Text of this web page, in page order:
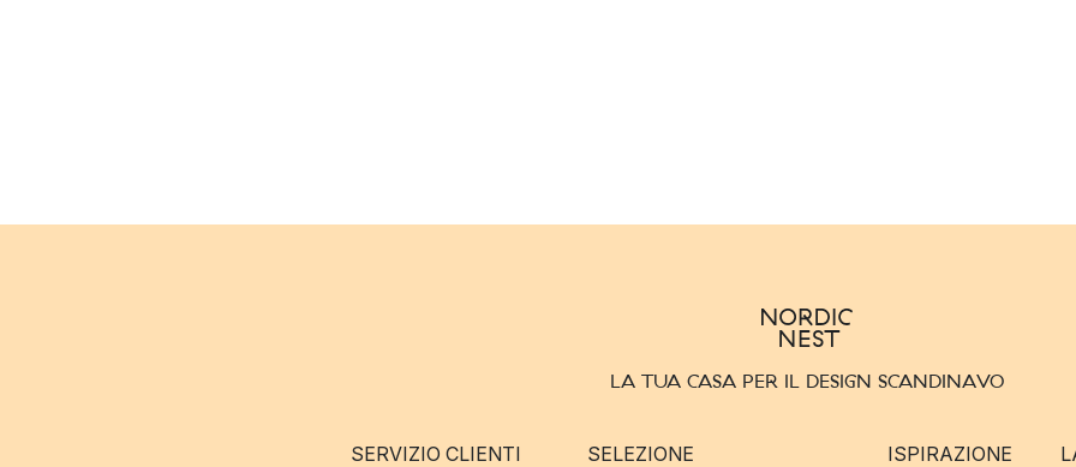
LA TUA CASA PER IL DESIGN SCANDINAVO
SERVIZIO CLIENTI SELEZIONE ISPIRAZIONE